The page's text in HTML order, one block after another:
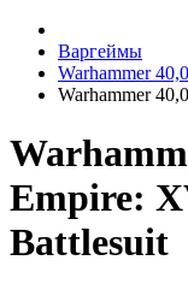
Варгеймы
Warhammer
Warhammer
Empire:
Battlesuit